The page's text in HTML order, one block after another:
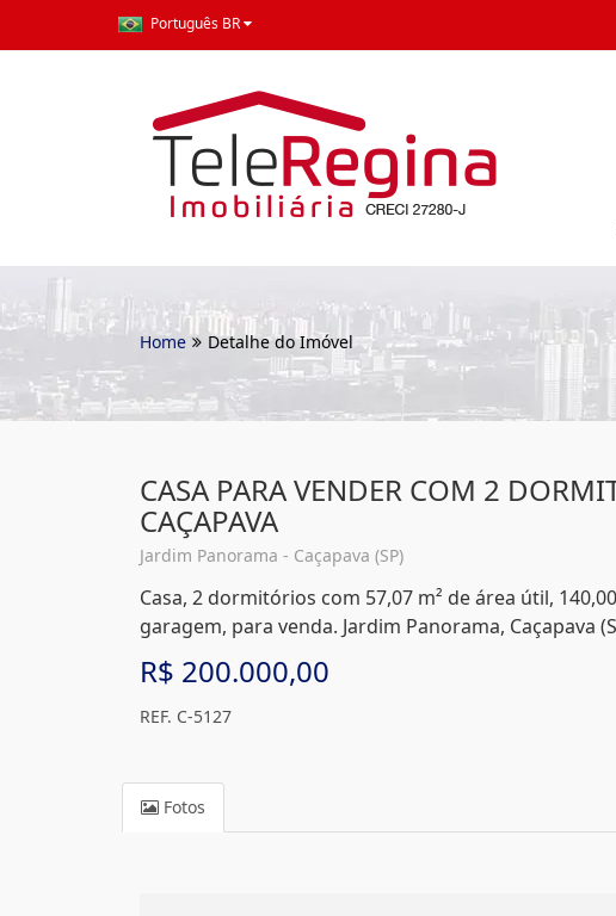
Português BR
Home Detalhe do Imóvel
CASA PARA VENDER COM 2
CAÇAPAVA
Jardim Panorama - Caçapava (SP)
Casa, 2 dormitórios com 57,07 m² de área útil,
garagem, para venda. Jardim Panorama, Caçapava
R$ 200.000,00
REF. C-5127
Fotos